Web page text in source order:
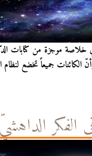
خلاصة موجزة من كتابات
الكائنات جميعاً تخضع لنظام
الفكر الداهشيّ